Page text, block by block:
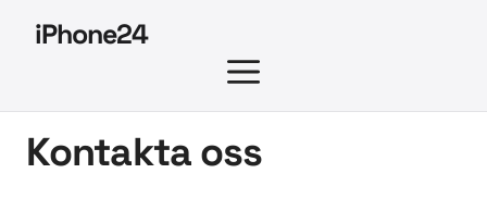
iPhone24
MENY
Kontakta oss